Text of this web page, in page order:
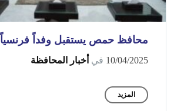
محافظ حمص يستقبل وفداً فرنسياً
10/04/2025 في أخبار المحافظة
المزيد